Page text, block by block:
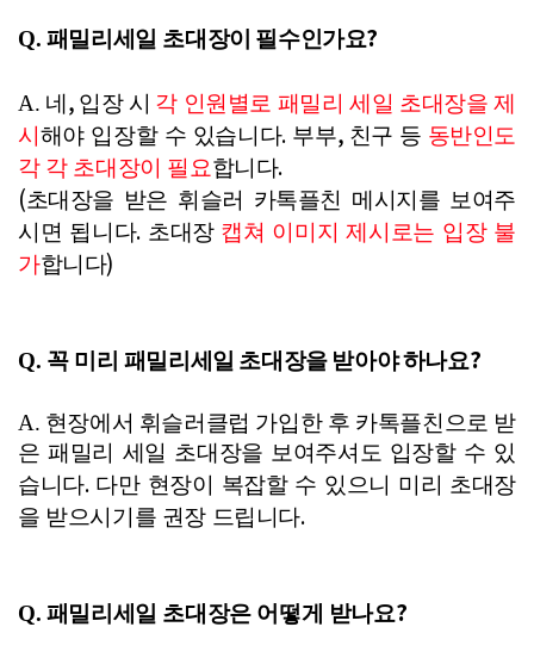
Q. 패밀리 세일 초대장이 필수인가요?
A. 네 , 입장 시 각 인원별로 패밀리 세일 초대장을 제
시 해야 입장할 수 있습니다. 부부, 친구 등 동반인도
각 각 초대장이 필요합니다.
(초대장을 받은 휘슬러 카톡플친 메시지를 보여주
시면 됩니다. 초대장 캡쳐 이미지 제시로는 입장 불
가합니다)
Q. 꼭 미리 패밀리 세일 초대장을 받아야하나요?
A. 현장에서 휘슬러클럽 가입한 후 카톡플친으로 받
은 패밀리 세일 초대장을 보여주셔도 입장할 수 있
습니다. 다만 현장이 복잡할 수 있으니 미리 초대장
을 받으시기를 권장 드립니다.
Q. 패밀리 세일 초대장은 어떻게 받나요?